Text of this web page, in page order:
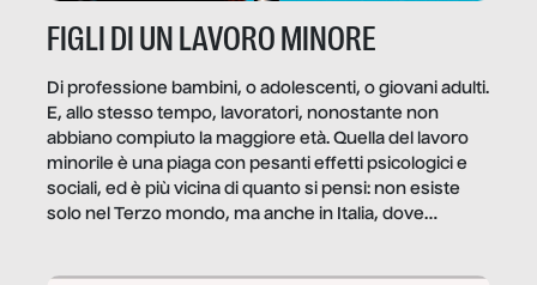
FIGLI DI UN LAVORO MINORE
Di professione bambini, o adolescenti, o giovani adulti.
E, allo stesso tempo, lavoratori, nonostante non
abbiano compiuto la maggiore età. Quella del lavoro
minorile è una piaga con pesanti effetti psicologici e
sociali, ed è più vicina di quanto si pensi: non esiste
solo nel Terzo mondo, ma anche in Italia, dove